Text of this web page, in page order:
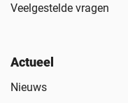
Veelgestelde vragen
Actueel
Nieuws